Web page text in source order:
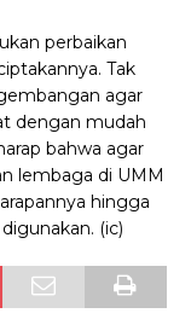
perbaikan
Tak
agar
dengan mudah
bahwa agar
lembaga di UMM
hingga
(ic)